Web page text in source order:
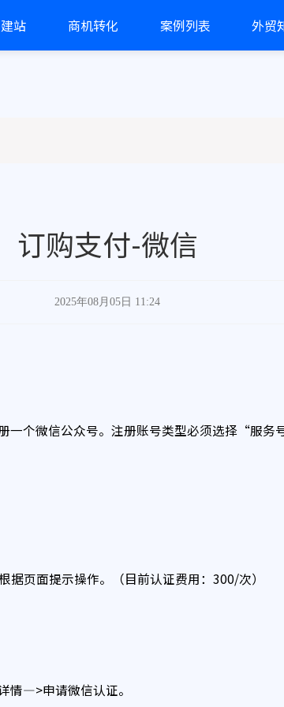
站 商机转化 案例列表 外贸
订购支付-微信
2025年08月05日 11:24
一个微信公众号。注册账号类型必须选择“服务
页面提示操作。（目前认证费用：300/次）
—>申请微信认证。